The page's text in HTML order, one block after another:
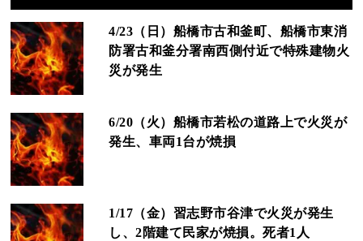
4/23（日）船橋市古和釜町、船橋市東消
防署古和釜分署南西側付近で特殊建物火
災が発生
6/20（火）船橋市若松の道路上で火災が
発生、車両1台が焼損
1/17（金）習志野市谷津で火災が発生
し、2階建て民家が焼損。死者1人